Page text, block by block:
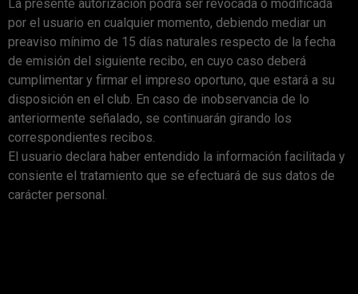
La presente autorización podrá ser revocada o modificada
por el usuario en cualquier momento, debiendo mediar un
preaviso mínimo de 15 días naturales respecto de la fecha
de emisión del siguiente recibo, en cuyo caso deberá
cumplimentar y firmar el impreso oportuno, que estará a su
disposición en el club. En caso de inobservancia de lo
anteriormente señalado, se continuarán girando los
correspondientes recibos.
El usuario declara haber entendido la información facilitada y
consiente el tratamiento que se efectuará de sus datos de
carácter personal.